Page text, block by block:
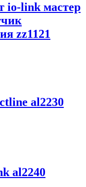
io-link мастер
zz1121
al2230
al2240